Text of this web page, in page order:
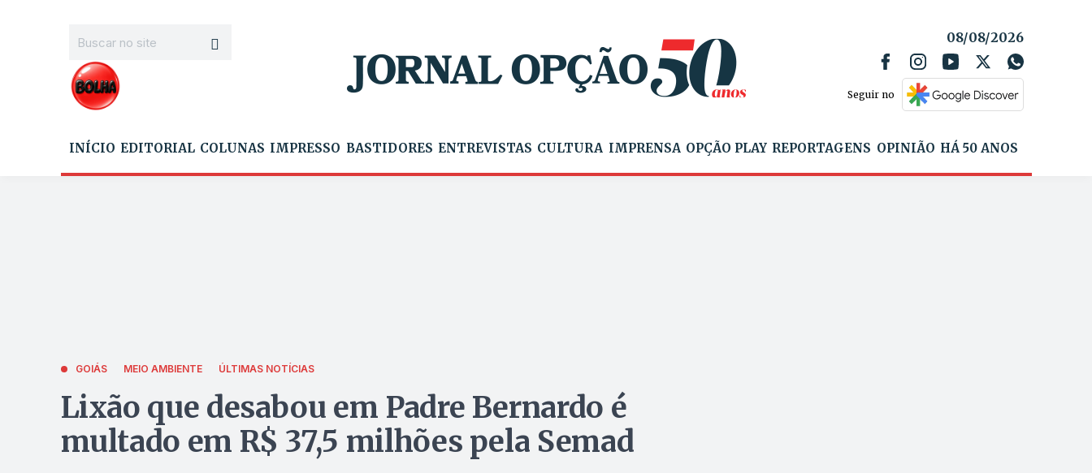
08/08/2026
Seguir no
INÍCIO EDITORIAL COLUNAS IMPRESSO BASTIDORES ENTREVISTAS CULTURA IMPRENSA OPÇÃO PLAY REPORTAGENS OPINIÃO HÁ 50 ANOS
GOIÁS MEIO AMBIENTE ÚLTIMAS NOTÍCIAS
Lixão que desabou em Padre Bernardo é
multado em R$ 37,5 milhões pela Semad